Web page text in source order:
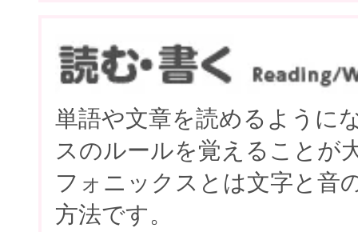
単語や文章を読めるように
スのルールを覚えることが
フォニックスとは文字と音
方法です。